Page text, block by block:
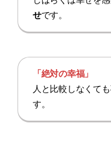
せです。
「絶対の幸福」
人と比較しなくて
す。